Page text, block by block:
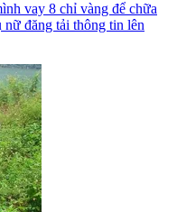
vay 8 chỉ vàng để chữa
đăng tải thông tin lên